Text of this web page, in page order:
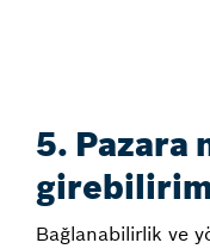
5. Pazara
Bağlanabilirlik ve